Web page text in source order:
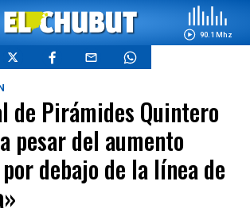
90.1 Mhz
de Pirámides Quintero
pesar del aumento
debajo de la línea de